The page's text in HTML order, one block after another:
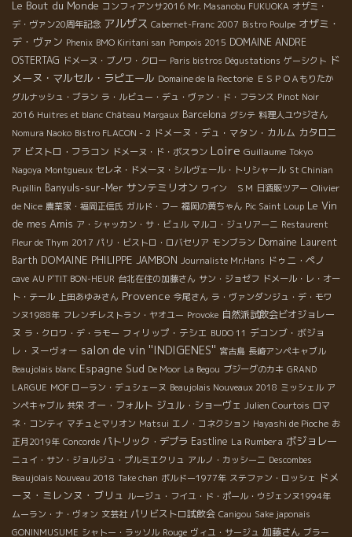
Le Bout du Monde コンフィアンサ2016 Mr. Masanobu FUKUOKA オザミ・
デ・ヴァン20周年記念 アルザス Cabernet-Franc 2007 Bistro Poulpe オザミ・
デ・ヴァン Phenix BMO Kiritani san Pompois 2015 DOMAINE ANDRE
OSTERTAG ドメーヌ・ブノワ・クロー Paris bistros Dégustations ゲーシクト ド
メーヌ・マルセル・ラピエール Domaine de la Rectorie ＥＳＰＯＡもりたか
グルナッシュ・ブラン ラ・ルビュー・デュ・ヴァン・ド・フランス Pinot Noir
2016 Huitres et blanc Château Margaux Barcelona グシテ 料理人ユウジさん
Nomura Naoko Bistro FLACON - 2 ドメーヌ・デュ・マタン・カルム カタロニ
ア ビストロ・フラコン ドメーヌ・ド・ボスラン Loire Guillaume Tokyo
Nagoya Montgueux セレネ・ドメーヌ・シルヴェール・トリシャール St Chinian
Pupillin Banyuls-sur-Mer サンテミリオン ワイン ＳＭ 日酒販ツアー Olivier
de Nice 農業家・福岡正信氏 ガルド・フー 福岡の黄ちゃん Pic Saint Loup Le Vin
de mes Amis ア・シャッカン・サ・ビュル マルコ・ジュリアーニ Restaurent
Fleur de Thym 2017 パリ・ビストロ・ロバセリア モンブラン Domaine Laurent
Barth DOMAINE PHILIPPE JAMBON Journaliste Mr.Hans ドゥニ・ペノ
cave AU P'TIT BON-HEUR 台北在住の加藤さん サン・ジョゼフ ドメール・レ・オー
ト・テール 上田あゆみさん Provence 今尾さん ラ・ヴァンダンジュ・デ・モワ
ンヌ1988年 フレンチレストラン・ヤオユー Provoke 自然派試飲会ビオジョレー
ヌ ラ・クロワ・デ・ラモー フィリップ・テシエ BUDO 11 デコンブ・ボジョ
レ・ヌーヴォー salon de vin ''INDIGENES'' 宮古島 長崎アンペキャブル
Beaujolais blanc Espagne Sud De Moor La Begou ブジーグのカキ GRAND
LARGUE MOF ローラン・デュシェーヌ Beaujolais Nouveaux 2018 ミッシェル ア
ンペキャブル 共栄 オー・フォルト ジュル・ショーヴェ Julien Courtois ロマ
ネ・コンティ マチュとマリオン Matsui エノ・コネクション Hayashi de Pioche お
正月2019年 Concorde パトリック・デプラ Eastline La Rumbera ボジョレー
ニュイ・サン・ジョルジュ・プルミエクリュ アルノ・カッシーニ Descombes
Beaujolais Nouveau 2018 Take chan ボルドー1977年 ステファン・ロッシェ ドメ
ーヌ・ミレンヌ・ブリュ ルージュ・フイユ・ド・ポール・ウジェンヌ1994年
ムーラン・ナ・ヴォン 文芸社 パリビストロ試飲会 Canigou Sake japonais
GONINMUSUME シャトー・ラッソル Rouge ヴィユ・サージュ 加藤さん ブラー